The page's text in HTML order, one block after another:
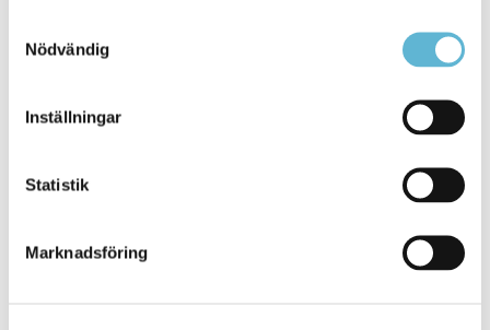
Nödvändig
Inställningar
Statistik
Marknadsföring
Infokväll om
28 January 2020
Det Kommunala Aktivitets Ansvaret (KAA) bjuder in